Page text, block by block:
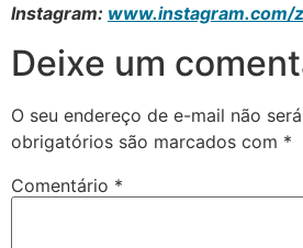
Instagram: www.instagram.com/
Deixe um
O seu endereço de e-mail não
obrigatórios são marcados com *
Comentário *